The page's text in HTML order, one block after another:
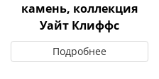
камень, коллекция
Уайт Клиффс
Подробнее